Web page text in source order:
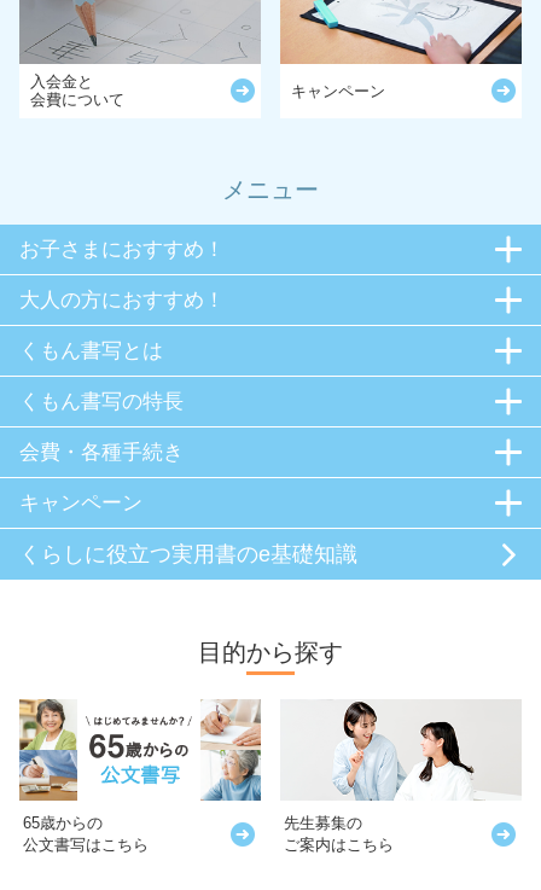
入会金と
会費について
キャンペーン
メニュー
お子さまにおすすめ！
大人の方におすすめ！
くもん書写とは
くもん書写の特長
会費・各種手続き
キャンペーン
くらしに役立つ実用書のe基礎知識
目的から探す
65歳からの
公文書写はこちら
先生募集の
ご案内はこちら